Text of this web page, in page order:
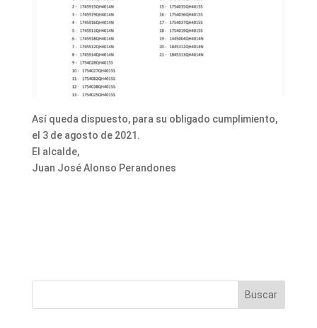
Así queda dispuesto, para su obligado cumplimiento,
el 3 de agosto de 2021.
El alcalde,
Juan José Alonso Perandones